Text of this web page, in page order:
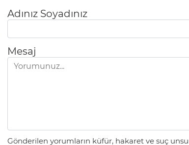
Adınız Soyadınız
Mesaj
Gönderilen yorumların küfür, hakaret ve suç